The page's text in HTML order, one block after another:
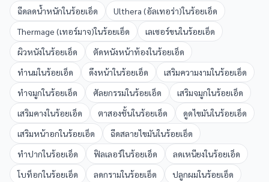
ฉีดลดน้ำหนักในร้อยเอ็ด Ulthera (อัลเทอร่า)ในร้อยเอ็ด
Thermage (เทอร์มาจ)ในร้อยเอ็ด เลเซอร์ขนในร้อยเอ็ด
ผิวหนังในร้อยเอ็ด ตัดหนังหน้าท้องในร้อยเอ็ด
ทำนมในร้อยเอ็ด ดึงหน้าในร้อยเอ็ด เสริมความงามในร้อยเอ็ด
ทำจมูกในร้อยเอ็ด ศัลยกรรมในร้อยเอ็ด เสริมจมูกในร้อยเอ็ด
เสริมคางในร้อยเอ็ด ตาสองชั้นในร้อยเอ็ด ดูดไขมันในร้อยเอ็ด
เสริมหน้าอกในร้อยเอ็ด ฉีดสลายไขมันในร้อยเอ็ด
ทำปากในร้อยเอ็ด ฟิลเลอร์ในร้อยเอ็ด ลดเหนียงในร้อยเอ็ด
โบท็อกในร้อยเอ็ด ลดกรามในร้อยเอ็ด ปลูกผมในร้อยเอ็ด